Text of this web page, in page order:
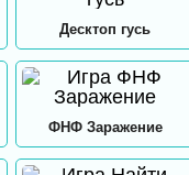
Десктоп гусь
ФНФ Заражение